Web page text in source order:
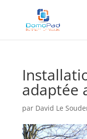
adaptée
par David Le